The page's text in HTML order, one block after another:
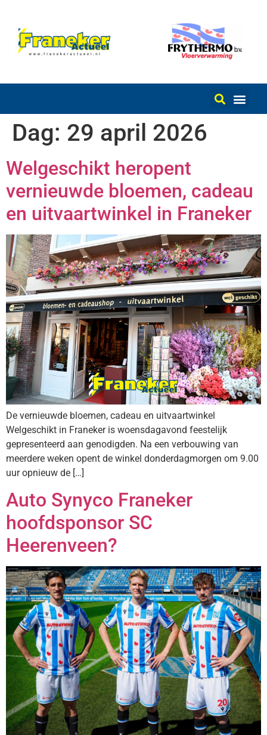
Dag: 29 april 2026
Welgeschikt heropent
vernieuwde bloemen, cadeau
en uitvaartwinkel in Franeker
De vernieuwde bloemen, cadeau en uitvaartwinkel
Welgeschikt in Franeker is woensdagavond feestelijk
gepresenteerd aan genodigden. Na een verbouwing van
meerdere weken opent de winkel donderdagmorgen om 9.00
uur opnieuw de […]
Auto Synyco Franeker
hoofdsponsor SC
Heerenveen?